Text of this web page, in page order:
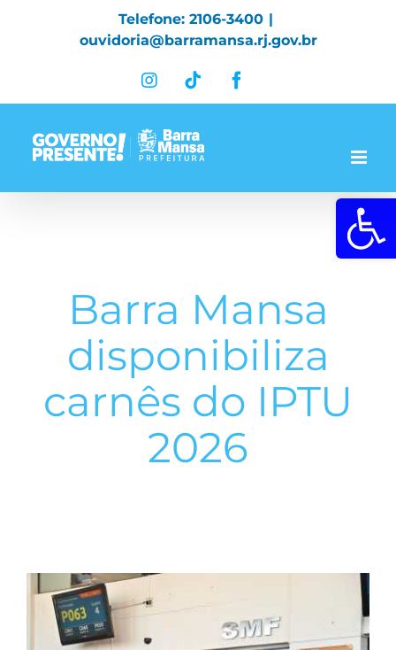
Abrir a
Telefone: 2106-3400 |
ouvidoria@barramansa.rj.gov.br
InstagramTiktok
Barra Mansa
disponibiliza
carnês do IPTU
2026
View
Larger
Image